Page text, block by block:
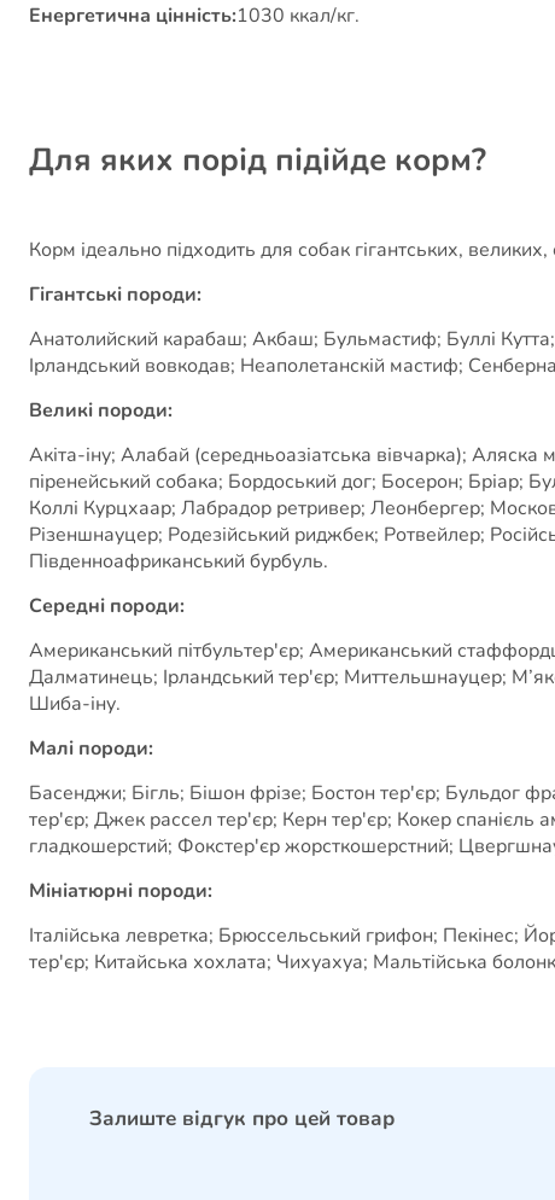
Енергетична цінність:1030 ккал/кг.
Для яких порід підійде корм?
Корм ідеально підходить для собак гігантських,
Гігантські породи:
Анатолийский карабаш; Акбаш; Бульмастиф; Буллі
Ірландський вовкодав; Неаполетанскій мастиф;
Великі породи:
Акіта-іну; Алабай (середньоазіатська вівчарка);
піренейський собака; Бордоський дог; Босерон; Бріар;
Коллі Курцхаар; Лабрадор ретривер; Леонбергер;
Різеншнауцер; Родезійський риджбек; Ротвейлер;
Південноафриканський бурбуль.
Середні породи:
Американський пітбультер'єр; Американський
Далматинець; Ірландський тер'єр; Миттельшнауцер;
Шиба-іну.
Малі породи:
Басенджи; Бігль; Бішон фрізе; Бостон тер'єр; Бульдог
тер'єр; Джек рассел тер'єр; Керн тер'єр; Кокер спанієль
гладкошерстий; Фокстер'єр жорсткошерстний;
Мініатюрні породи:
Італійська левретка; Брюссельський грифон; Пекінес;
тер'єр; Китайська хохлата; Чихуахуа; Мальтійська
Залиште відгук про цей товар